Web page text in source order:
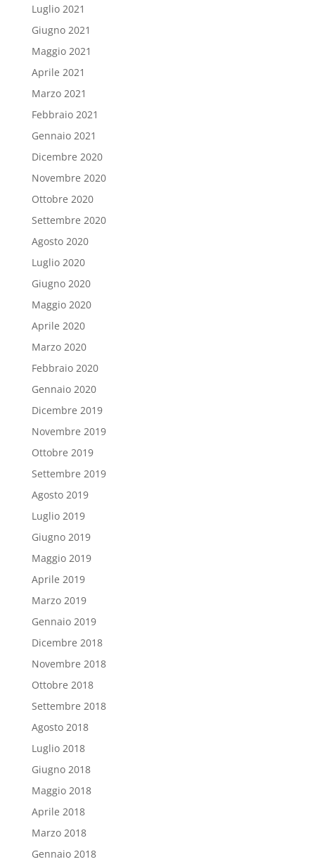
Luglio 2021
Giugno 2021
Maggio 2021
Aprile 2021
Marzo 2021
Febbraio 2021
Gennaio 2021
Dicembre 2020
Novembre 2020
Ottobre 2020
Settembre 2020
Agosto 2020
Luglio 2020
Giugno 2020
Maggio 2020
Aprile 2020
Marzo 2020
Febbraio 2020
Gennaio 2020
Dicembre 2019
Novembre 2019
Ottobre 2019
Settembre 2019
Agosto 2019
Luglio 2019
Giugno 2019
Maggio 2019
Aprile 2019
Marzo 2019
Gennaio 2019
Dicembre 2018
Novembre 2018
Ottobre 2018
Settembre 2018
Agosto 2018
Luglio 2018
Giugno 2018
Maggio 2018
Aprile 2018
Marzo 2018
Gennaio 2018